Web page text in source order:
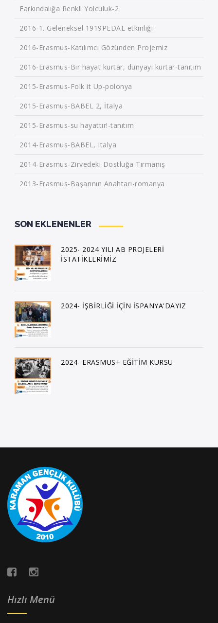
Farkındalığa Renkli Yolculuk-2
2016-1. Geleneksel 1919PEDAL etkinliği
2016-Erasmus-Katılımcı Gözünden Projemiz
2016-Erasmus-Bir hayat kurtar, dünyayı kurtar-tanıtım
2015-Erasmus-Folk it Up-polonya
2015-Erasmus-BABEL 2, İtalya
2015-Erasmus-su hayattır!-tanıtım
2014-Erasmus-BABEL, Italya
2014-Erasmus-Zirvedeki Dostluğa Tırmanış
2013-Erasmus-Başarının Anahtarı-romanya
SON EKLENENLER
2025- 2024 YILI AB PROJELERİ
İSTATİKLERİMİZ
2024- İŞBİRLİĞİ İÇİN İSPANYA'DAYIZ
2024- ERASMUS+ EĞİTİM KURSU
Hızlı Menü